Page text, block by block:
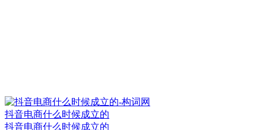
抖音电商什么时候成立的
抖音电商什么时候成立的